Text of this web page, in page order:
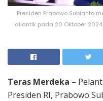
Presiden Prabowo Subianto
dilantik pada 20 Oktober
Teras Merdeka –
Presiden RI, Prabowo